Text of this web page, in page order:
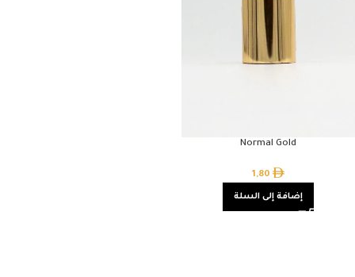
Normal Gold
1,80
إضافة إلى السلة